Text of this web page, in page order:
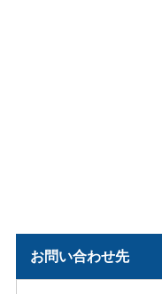
お問い合わせ先